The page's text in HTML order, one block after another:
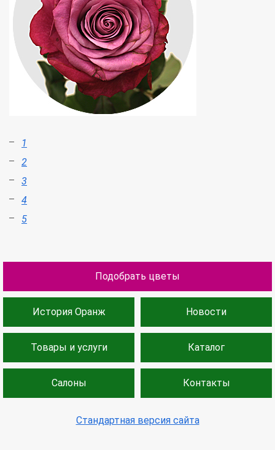
1
2
3
4
5
Подобрать цветы
История Оранж Новости
Товары и услуги Каталог
Салоны Контакты
Стандартная версия сайта